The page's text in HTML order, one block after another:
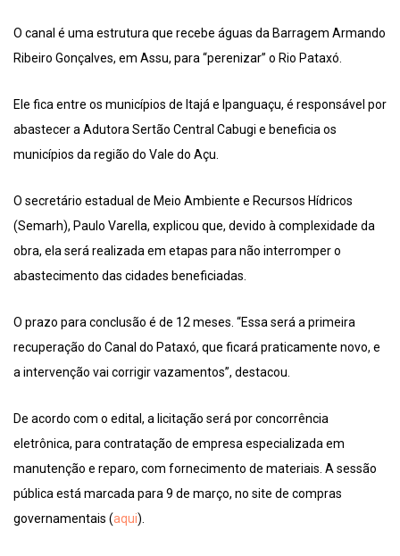
O canal é uma estrutura que recebe águas da Barragem Armando
Ribeiro Gonçalves, em Assu, para “perenizar” o Rio Pataxó.
Ele fica entre os municípios de Itajá e Ipanguaçu, é responsável por
abastecer a Adutora Sertão Central Cabugi e beneficia os
municípios da região do Vale do Açu.
O secretário estadual de Meio Ambiente e Recursos Hídricos
(Semarh), Paulo Varella, explicou que, devido à complexidade da
obra, ela será realizada em etapas para não interromper o
abastecimento das cidades beneficiadas.
O prazo para conclusão é de 12 meses. “Essa será a primeira
recuperação do Canal do Pataxó, que ficará praticamente novo, e
a intervenção vai corrigir vazamentos”, destacou.
De acordo com o edital, a licitação será por concorrência
eletrônica, para contratação de empresa especializada em
manutenção e reparo, com fornecimento de materiais. A sessão
pública está marcada para 9 de março, no site de compras
governamentais (aqui).